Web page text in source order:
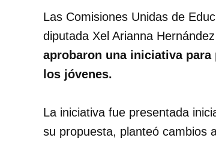
Las Comisiones Unidas de
diputada Xel Arianna
aprobaron una iniciativa
los jóvenes.
La iniciativa fue presentada
su propuesta, planteó cambios